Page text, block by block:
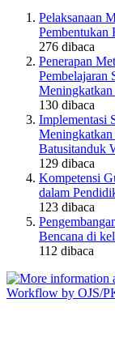
Pelaksanaan
Pembentukan
276 dibaca
Penerapan
Pembelajaran
130 dibaca
Implementasi
Batusitanduk
129 dibaca
Kompetensi
dalam
123 dibaca
Bencana di
112 dibaca